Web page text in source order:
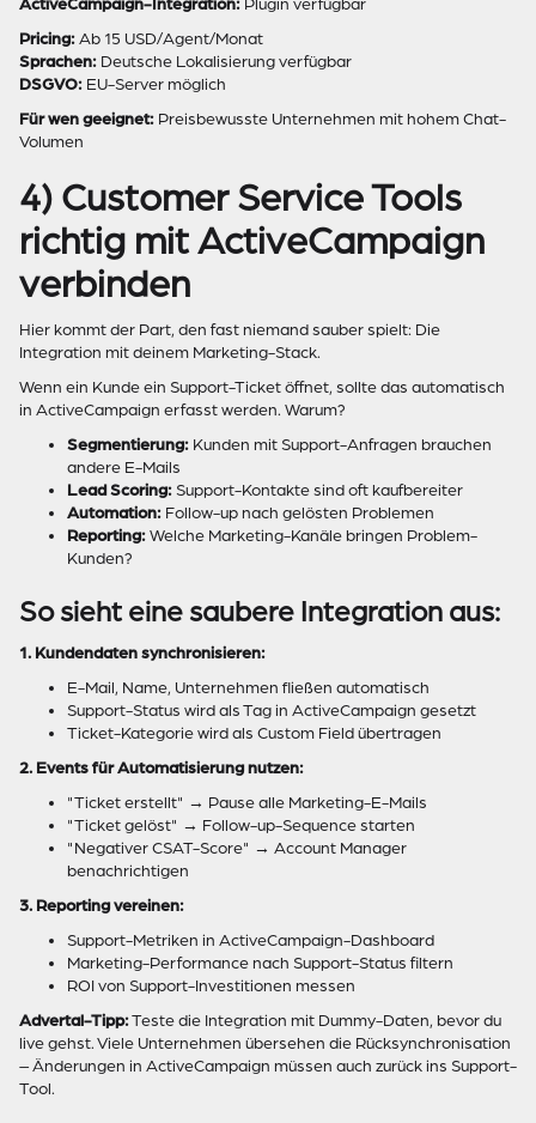
ActiveCampaign-Integration: Plugin verfügbar
Pricing: Ab 15 USD/Agent/Monat
Sprachen: Deutsche Lokalisierung verfügbar
DSGVO: EU-Server möglich
Für wen geeignet: Preisbewusste Unternehmen mit hohem Chat-
Volumen
4) Customer Service Tools
richtig mit ActiveCampaign
verbinden
Hier kommt der Part, den fast niemand sauber spielt: Die
Integration mit deinem Marketing-Stack.
Wenn ein Kunde ein Support-Ticket öffnet, sollte das automatisch
in ActiveCampaign erfasst werden. Warum?
Segmentierung: Kunden mit Support-Anfragen brauchen
andere E-Mails
Lead Scoring: Support-Kontakte sind oft kaufbereiter
Automation: Follow-up nach gelösten Problemen
Reporting: Welche Marketing-Kanäle bringen Problem-
Kunden?
So sieht eine saubere Integration aus:
1. Kundendaten synchronisieren:
E-Mail, Name, Unternehmen fließen automatisch
Support-Status wird als Tag in ActiveCampaign gesetzt
Ticket-Kategorie wird als Custom Field übertragen
2. Events für Automatisierung nutzen:
"Ticket erstellt" → Pause alle Marketing-E-Mails
"Ticket gelöst" → Follow-up-Sequence starten
"Negativer CSAT-Score" → Account Manager
benachrichtigen
3. Reporting vereinen:
Support-Metriken in ActiveCampaign-Dashboard
Marketing-Performance nach Support-Status filtern
ROI von Support-Investitionen messen
Advertal-Tipp:Teste die Integration mit Dummy-Daten, bevor du
live gehst. Viele Unternehmen übersehen die Rücksynchronisation
– Änderungen in ActiveCampaign müssen auch zurück ins Support-
Tool.